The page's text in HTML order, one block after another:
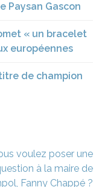
Paysan Gascon
« un bracelet
européennes
de champion
voulez poser une
à la maire de
Fanny Chappé ?